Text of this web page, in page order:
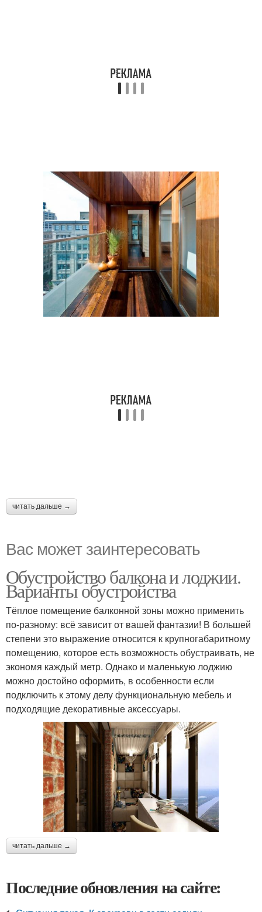
читать дальше →
Вас может заинтересовать
Обустройство балкона и лоджии.
Варианты обустройства
Тёплое помещение балконной зоны можно применить
по-разному: всё зависит от вашей фантазии! В большей
степени это выражение относится к крупногабаритному
помещению, которое есть возможность обустраивать, не
экономя каждый метр. Однако и маленькую лоджию
можно достойно оформить, в особенности если
подключить к этому делу функциональную мебель и
подходящие декоративные аксессуары.
читать дальше →
Последние обновления на сайте: